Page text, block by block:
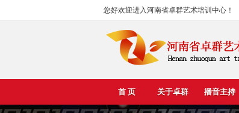
您好欢迎进入河南省卓群艺术培训中心！
首 页 关于卓群 播音主持